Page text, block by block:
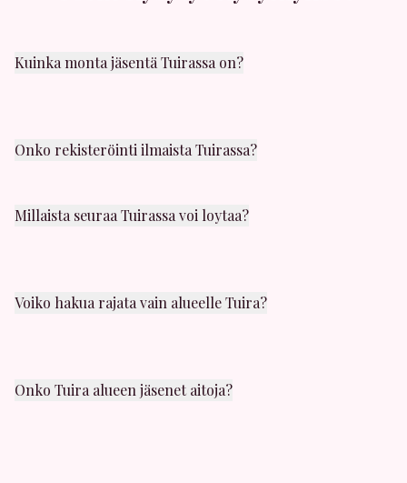
Kuinka monta jäsentä Tuirassa on?
Onko rekisteröinti ilmaista Tuirassa?
Millaista seuraa Tuirassa voi loytaa?
Voiko hakua rajata vain alueelle Tuira?
Onko Tuira alueen jäsenet aitoja?